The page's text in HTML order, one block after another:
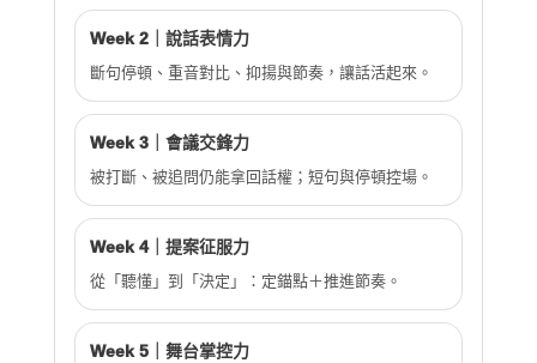
Week 2｜說話表情力
斷句停頓、重音對比、抑揚與節奏，讓話活起來。
Week 3｜會議交鋒力
被打斷、被追問仍能拿回話權；短句與停頓控場。
Week 4｜提案征服力
從「聽懂」到「決定」：定錨點＋推進節奏。
Week 5｜舞台掌控力